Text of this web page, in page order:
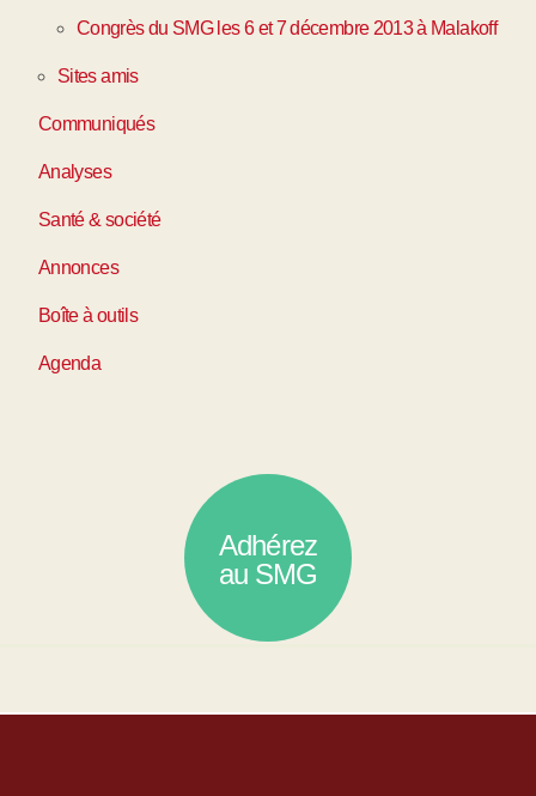
Congrès du SMG les 6 et 7 décembre 2013 à Malakoff
Sites amis
Communiqués
Analyses
Santé & société
Annonces
Boîte à outils
Agenda
Adhérez
au SMG